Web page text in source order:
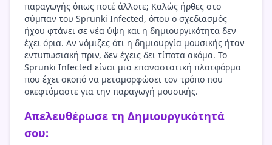
παραγωγής όπως ποτέ άλλοτε; Καλώς ήρθες στο
σύμπαν του Sprunki Infected, όπου ο σχεδιασμός
ήχου φτάνει σε νέα ύψη και η δημιουργικότητα δεν
έχει όρια. Αν νόμιζες ότι η δημιουργία μουσικής ήταν
εντυπωσιακή πριν, δεν έχεις δει τίποτα ακόμα. Το
Sprunki Infected είναι μια επαναστατική πλατφόρμα
που έχει σκοπό να μεταμορφώσει τον τρόπο που
σκεφτόμαστε για την παραγωγή μουσικής.
Απελευθέρωσε τη Δημιουργικότητά
σου: